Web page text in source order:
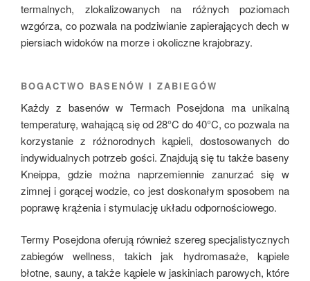
termalnych, zlokalizowanych na różnych poziomach
wzgórza, co pozwala na podziwianie zapierających dech w
piersiach widoków na morze i okoliczne krajobrazy.
BOGACTWO BASENÓW I ZABIEGÓW
Każdy z basenów w Termach Posejdona ma unikalną
temperaturę, wahającą się od 28°C do 40°C, co pozwala na
korzystanie z różnorodnych kąpieli, dostosowanych do
indywidualnych potrzeb gości. Znajdują się tu także baseny
Kneippa, gdzie można naprzemiennie zanurzać się w
zimnej i gorącej wodzie, co jest doskonałym sposobem na
poprawę krążenia i stymulację układu odpornościowego.
Termy Posejdona oferują również szereg specjalistycznych
zabiegów wellness, takich jak hydromasaże, kąpiele
błotne, sauny, a także kąpiele w jaskiniach parowych, które